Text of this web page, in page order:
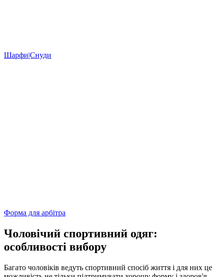
Шарфи|Снуди
Форма для арбітра
Чоловічий спортивний одяг:
особливості вибору
Багато чоловіків ведуть спортивний спосіб життя і для них це